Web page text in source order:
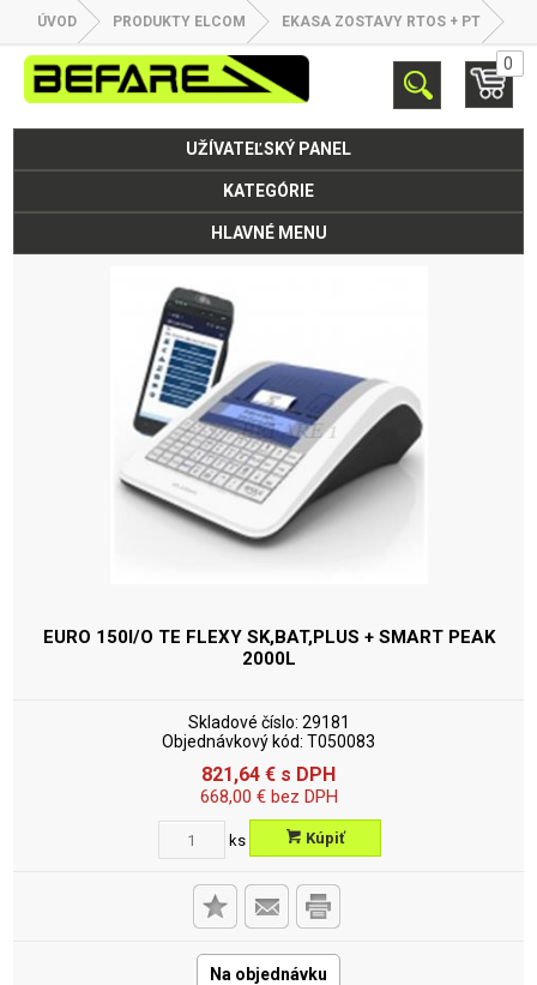
ÚVOD PRODUKTY ELCOM EKASA ZOSTAVY RTOS + PT
0
UŽÍVATEĽSKÝ PANEL
KATEGÓRIE
HLAVNÉ MENU
EURO 150I/O TE FLEXY SK,BAT,PLUS + SMART PEAK
2000L
Skladové číslo: 29181
Objednávkový kód: T050083
821,64 € s DPH
668,00 €bez DPH
ks Kúpiť
Na objednávku